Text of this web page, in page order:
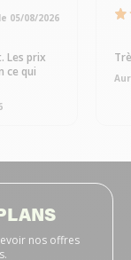
05/08/2026
Les prix
ce qui
nos offres